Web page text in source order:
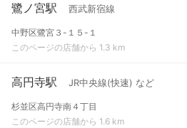
鷺ノ宮駅 西武新宿線
中野区鷺宮３-１５-１
このページの店舗から 1.3 km
高円寺駅 JR中央線(快速) など
杉並区高円寺南４丁目
このページの店舗から 1.6 km